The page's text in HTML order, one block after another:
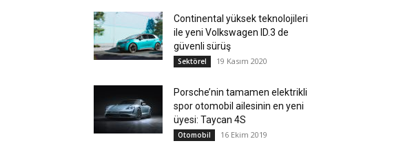
Continental yüksek teknolojileri
ile yeni Volkswagen ID.3 de
güvenli sürüş
Sektörel 19 Kasım 2020
Porsche’nin tamamen elektrikli
spor otomobil ailesinin en yeni
üyesi: Taycan 4S
Otomobil 16 Ekim 2019